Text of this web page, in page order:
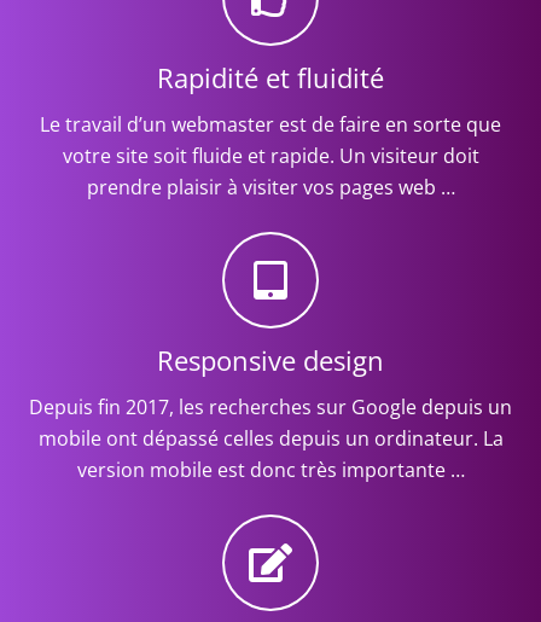
Rapidité et fluidité
Le travail d’un webmaster est de faire en sorte que
votre site soit fluide et rapide. Un visiteur doit
prendre plaisir à visiter vos pages web …
Responsive design
Depuis fin 2017, les recherches sur Google depuis un
mobile ont dépassé celles depuis un ordinateur. La
version mobile est donc très importante …